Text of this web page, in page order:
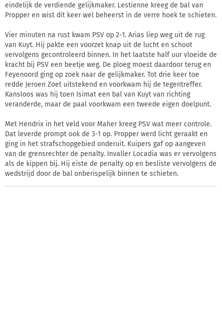
eindelijk de verdiende gelijkmaker. Lestienne kreeg de bal van
Propper en wist dit keer wel beheerst in de verre hoek te schieten.
Vier minuten na rust kwam PSV op 2-1. Arias liep weg uit de rug
van Kuyt. Hij pakte een voorzet knap uit de lucht en schoot
vervolgens gecontroleerd binnen. In het laatste half uur vloeide de
kracht bij PSV een beetje weg. De ploeg moest daardoor terug en
Feyenoord ging op zoek naar de gelijkmaker. Tot drie keer toe
redde Jeroen Zoet uitstekend en voorkwam hij de tegentreffer.
Kansloos was hij toen Isimat een bal van Kuyt van richting
veranderde, maar de paal voorkwam een tweede eigen doelpunt.
Met Hendrix in het veld voor Maher kreeg PSV wat meer controle.
Dat leverde prompt ook de 3-1 op. Propper werd licht geraakt en
ging in het strafschopgebied onderuit. Kuipers gaf op aangeven
van de grensrechter de penalty. Invaller Locadia was er vervolgens
als de kippen bij. Hij eiste de penalty op en besliste vervolgens de
wedstrijd door de bal onberispelijk binnen te schieten.